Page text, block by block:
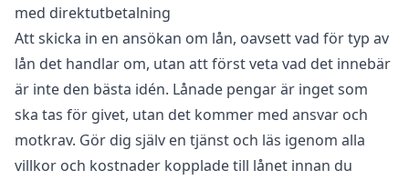
med direktutbetalning
Att skicka in en ansökan om lån, oavsett vad för typ av
lån det handlar om, utan att först veta vad det innebär
är inte den bästa idén. Lånade pengar är inget som
ska tas för givet, utan det kommer med ansvar och
motkrav. Gör dig själv en tjänst och läs igenom alla
villkor och kostnader kopplade till lånet innan du